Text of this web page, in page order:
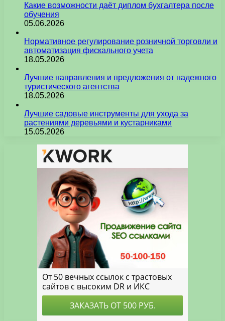
Какие возможности даёт диплом бухгалтера после
обучения
05.06.2026
Нормативное регулирование розничной торговли и
автоматизация фискального учета
18.05.2026
Лучшие направления и предложения от надежного
туристического агентства
18.05.2026
Лучшие садовые инструменты для ухода за
растениями деревьями и кустарниками
15.05.2026